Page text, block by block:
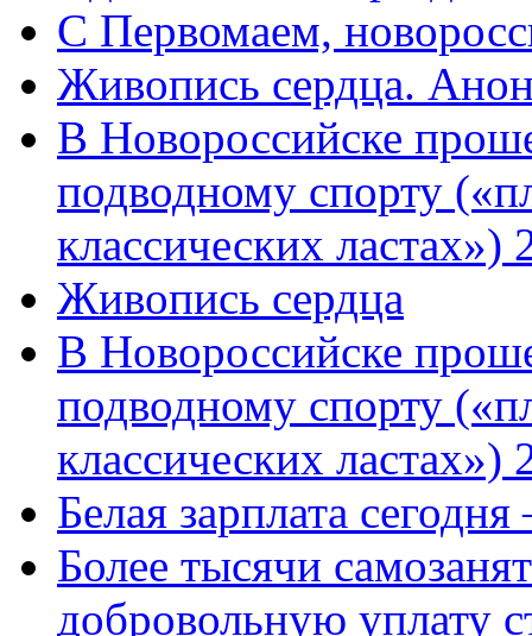
C Первомаем,
Живопись сердца.
В Новороссийске
подводному спорту
классических
Живопись сердца
В Новороссийске
подводному спорту
классических ластах»)
Белая зарплата
Более тысячи
добровольную уплату